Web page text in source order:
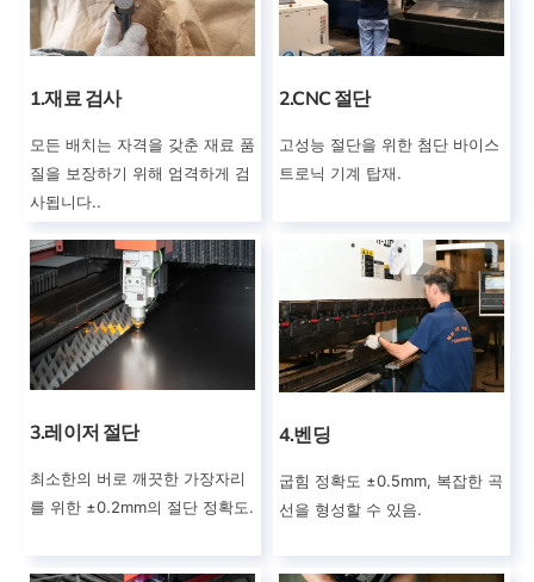
1.재료 검사
모든 배치는 자격을 갖춘 재료 품
질을 보장하기 위해 엄격하게 검
사됩니다..
2.CNC 절단
고성능 절단을 위한 첨단 바이스
트로닉 기계 탑재.
3.레이저 절단
최소한의 버로 깨끗한 가장자리
를 위한 ±0.2mm의 절단 정확도.
4.벤딩
굽힘 정확도 ±0.5mm, 복잡한 곡
선을 형성할 수 있음.